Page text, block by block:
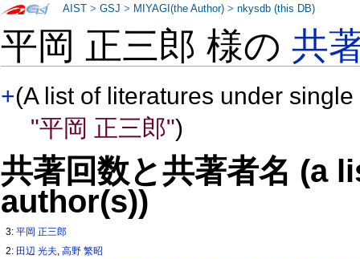
平岡 正三郎 様の共
+(A list of literatures under
"平岡 正三郎")
共著回数と共著者名 (a
author(s))
3:平岡 正三郎
2: 田辺 光夫,高野 繁昭
AIST >GSJ > MIYAGI(the Author) >nkysdb (this DB)